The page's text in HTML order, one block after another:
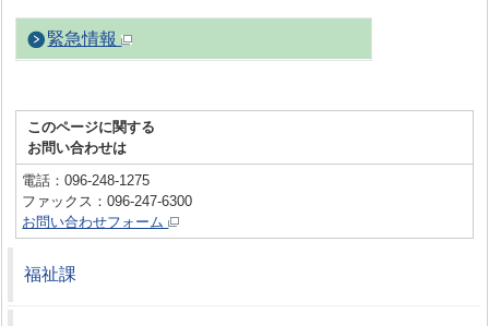
緊急情報
このページに関する
お問い合わせは
電話：096-248-1275
ファックス：096-247-6300
お問い合わせフォーム
福祉課